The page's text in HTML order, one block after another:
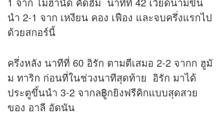
นำ 2-1 จาก เหงียน คอง เฟือง และจบครึ่งแรกไป
ด้วยสกอร์นี้
ครึ่งหลัง นาทีที่ 60 อิรัก ตามตีเสมอ 2-2 จากก ฮูมั
ม ทาริก ก่อนที่ในช่วงนาทีสุดท้าย อิรัก มาได้
ประตูขึ้นนำ 3-2 จากล฿ูกยิงฟรีคิกแบบสุดสวย
ของ อาลี อัดนัน